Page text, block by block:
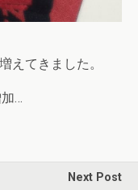
えてきました。
…
Next Post